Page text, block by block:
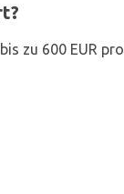
zu 600 EUR pro